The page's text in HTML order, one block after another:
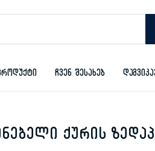
ჩვენ შესახებ
ქურის